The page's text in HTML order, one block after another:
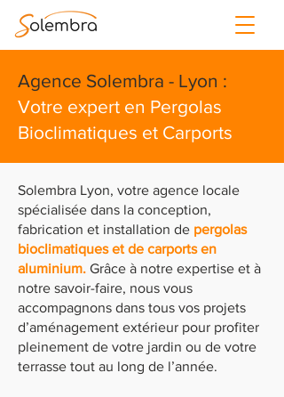
Agence Solembra - Lyon :
Votre expert en Pergolas
Bioclimatiques et Carports
Solembra Lyon, votre agence locale
spécialisée dans la conception,
fabrication et installation de pergolas
bioclimatiques et de carports en
aluminium. Grâce à notre expertise et à
notre savoir-faire, nous vous
accompagnons dans tous vos projets
d’aménagement extérieur pour profiter
pleinement de votre jardin ou de votre
terrasse tout au long de l’année.